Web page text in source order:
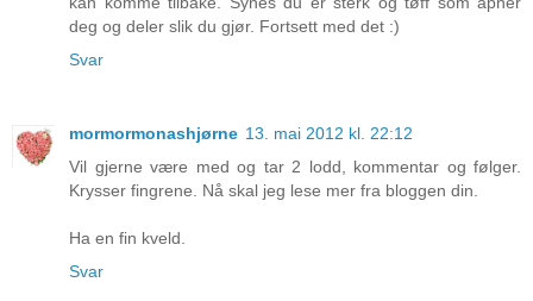
deg og deler slik du gjør. Fortsett med det :)
Svar
mormormonashjørne 13. mai 2012 kl. 22:12
Vil gjerne være med og tar 2 lodd, kommentar og følger.
Krysser fingrene. Nå skal jeg lese mer fra bloggen din.
Ha en fin kveld.
Svar